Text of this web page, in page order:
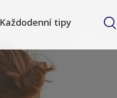
Každodenní tipy